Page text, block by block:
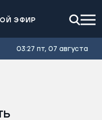
ЭФИР
03:27 пт, 07 августа